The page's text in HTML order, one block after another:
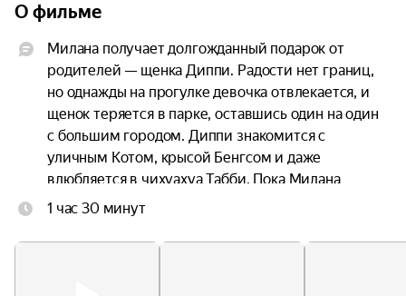
О фильме
Милана получает долгожданный подарок от
родителей — щенка Диппи. Радости нет границ,
но однажды на прогулке девочка отвлекается, и
щенок теряется в парке, оставшись один на один
с большим городом. Диппи знакомится с
уличным Котом, крысой Бенгсом и даже
влюбляется в чихуахуа Табби. Пока Милана
ведёт поиски любимого песика, Диппи ждут
предстоит стать настоящим героем, способным
1 час 30 минут